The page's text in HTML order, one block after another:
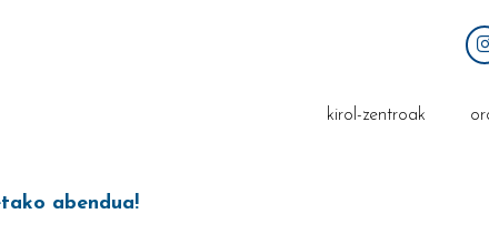
kirol-zentroak
abendua!